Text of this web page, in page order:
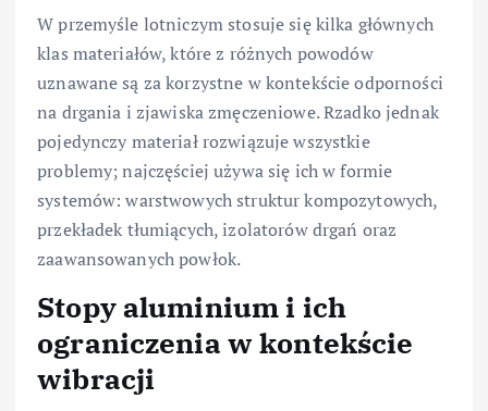
W przemyśle lotniczym stosuje się kilka głównych
klas materiałów, które z różnych powodów
uznawane są za korzystne w kontekście odporności
na drgania i zjawiska zmęczeniowe. Rzadko jednak
pojedynczy materiał rozwiązuje wszystkie
problemy; najczęściej używa się ich w formie
systemów: warstwowych struktur kompozytowych,
przekładek tłumiących, izolatorów drgań oraz
zaawansowanych powłok.
Stopy aluminium i ich
ograniczenia w kontekście
wibracji